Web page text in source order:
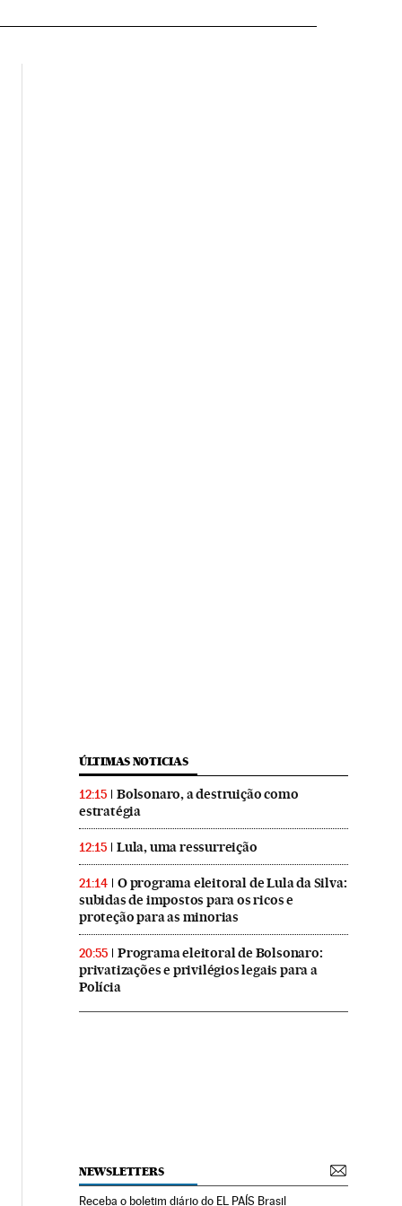
ÚLTIMAS NOTICIAS
12:15
Bolsonaro, a destruição como
estratégia
12:15 Lula, uma ressurreição
21:14
O programa eleitoral de Lula da Silva:
subidas de impostos para os ricos e
proteção para as minorias
20:55
Programa eleitoral de Bolsonaro:
privatizações e privilégios legais para a
Polícia
NEWSLETTERS
Receba o boletim diário do EL PAÍS Brasil